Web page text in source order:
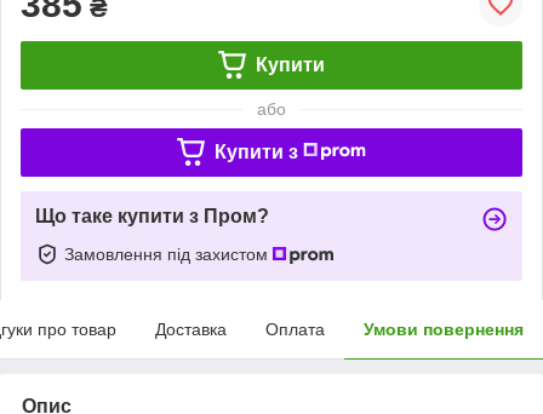
₴
Купити
або
Купити з
Що таке купити з Пром?
Замовлення під захистом
про товар Доставка Оплата Умови повернення
Опис